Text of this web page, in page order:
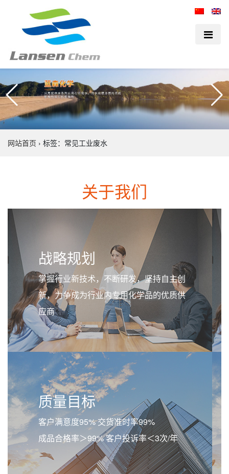
网站首页 › 标签：常见工业废水
关于我们
战略规划
掌握行业新技术，不断研发，坚持自主创
新，力争成为行业内专用化学品的优质供
应商
质量目标
客户满意度95% 交货准时率99%
成品合格率＞99% 客户投诉率＜3次/年